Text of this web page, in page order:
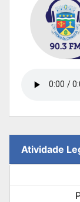
Atividade